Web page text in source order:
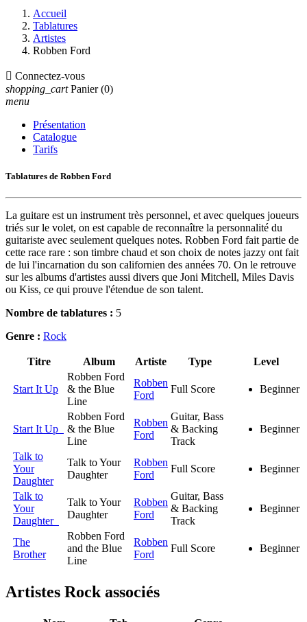
Accueil
Tablatures
Artistes
Robben Ford
 Connectez-vous
shopping_cart Panier (0)
menu
Présentation
Catalogue
Tarifs
Tablatures de Robben Ford
La guitare est un instrument très personnel, et avec quelques joueurs
triés sur le volet, on est capable de reconnaître la personnalité du
guitariste avec seulement quelques notes. Robben Ford fait partie de
cette race rare : son timbre chaud et son choix de notes jazzy ont fait
de lui l'incarnation du son californien des années 70. On le retrouve
sur les albums d'artistes aussi divers que Joni Mitchell, Miles Davis
ou Kiss, ce qui prouve l'étendue de son talent.
Nombre de tablatures : 5
Genre : Rock
Titre Album Artiste Type Level
Start It Up
Robben Ford
& the Blue
Line
Robben
Ford
Full Score Beginner
Start It Up
Robben Ford
& the Blue
Line
Robben
Ford
Guitar, Bass
& Backing
Track
Beginner
Talk to
Your
Daughter
Talk to Your
Daughter
Robben
Ford
Full Score Beginner
Talk to
Your
Daughter
Talk to Your
Daughter
Robben
Ford
Guitar, Bass
& Backing
Track
Beginner
The
Brother
Robben Ford
and the Blue
Line
Robben
Ford
Full Score Beginner
Artistes Rockassociés